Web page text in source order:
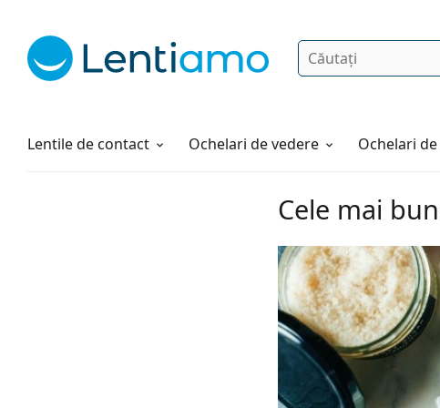
Căutare
Lentile de contact
Soluții Ochelari de vedere Ochelari
Cum comandați
Cele mai